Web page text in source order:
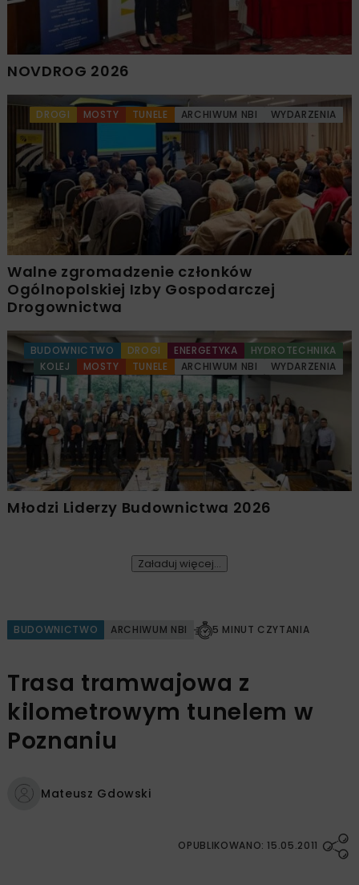
NOVDROG 2026
DROGI MOSTY TUNELE ARCHIWUM NBI WYDARZENIA
Walne zgromadzenie członków
Ogólnopolskiej Izby Gospodarczej
Drogownictwa
BUDOWNICTWO DROGI ENERGETYKA
HYDROTECHNIKA
KOLEJ
MOSTY TUNELE ARCHIWUM NBI WYDARZENIA
Młodzi Liderzy Budownictwa 2026
Załaduj więcej...
BUDOWNICTWO ARCHIWUM NBI 5 MINUT CZYTANIA
Trasa tramwajowa z
kilometrowym tunelem w
Poznaniu
Mateusz Gdowski
OPUBLIKOWANO: 15.05.2011